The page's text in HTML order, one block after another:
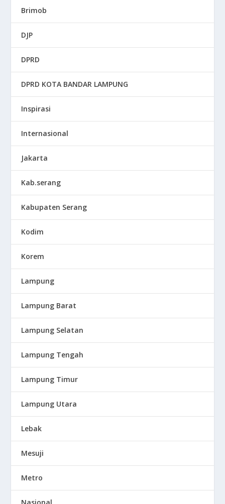
Brimob
DJP
DPRD
DPRD KOTA BANDAR LAMPUNG
Inspirasi
Internasional
Jakarta
Kab.serang
Kabupaten Serang
Kodim
Korem
Lampung
Lampung Barat
Lampung Selatan
Lampung Tengah
Lampung Timur
Lampung Utara
Lebak
Mesuji
Metro